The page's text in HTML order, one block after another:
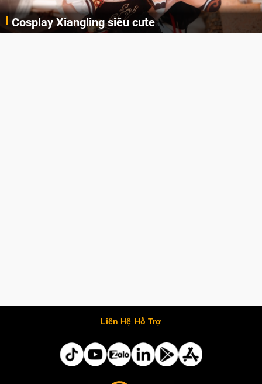
Lala Croft vừa nóng vừa xinh dưới nét vẽ của
AI
Liên Hệ Hỗ Trợ